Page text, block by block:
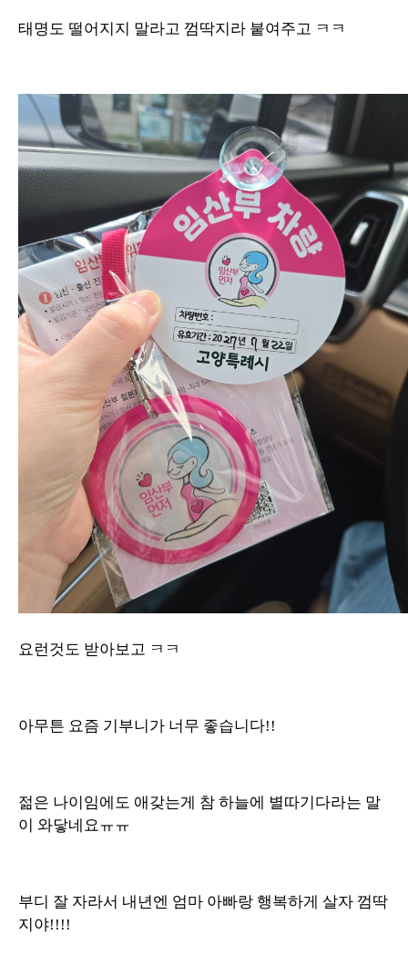
태명도 떨어지지 말라고 껌딱지라 붙여주고 ㅋㅋ
요런것도 받아보고 ㅋㅋ
아무튼 요즘 기부니가 너무 좋습니다!!
젊은 나이임에도 애갖는게 참 하늘에 별따기다라는 말
이 와닿네요ㅠㅠ
부디 잘 자라서 내년엔 엄마 아빠랑 행복하게 살자 껌딱
지야!!!!